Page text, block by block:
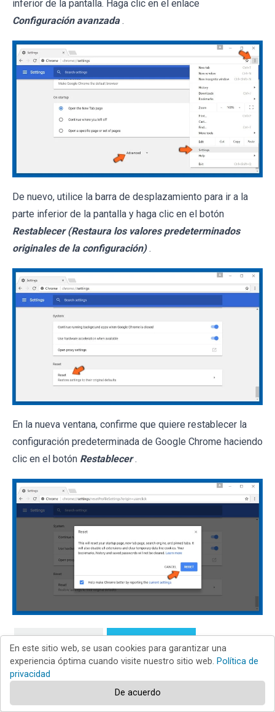
inferior de la pantalla. Haga clic en el enlace
Configuración avanzada .
De nuevo, utilice la barra de desplazamiento para ir a la
parte inferior de la pantalla y haga clic en el botón
Restablecer (Restaura los valores predeterminados
originales de la configuración) .
En la nueva ventana, confirme que quiere restablecer la
configuración predeterminada de Google Chrome haciendo
clic en el botón Restablecer .
Chrome Firefox
Safari
En este sitio web, se usan cookies para garantizar una
experiencia óptima cuando visite nuestro sitio web. Política de
privacidad
De acuerdo